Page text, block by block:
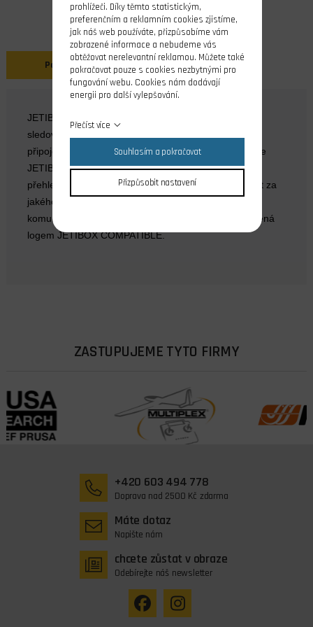
Popis
JETIBOX mini je zobrazovací jednotka určená pro
sledování hodnot popř. nastavování parametrů
připojených zařízení. Díky svým malým rozměrům lze
JETIBOX mini jednoduše upevnit k vysílači a jeho
přehledný podsvětlený displej nabízí skvělou čitelnost za
jakéhokoliv počasí. Veškerá zařízení schopná
komunikovat s terminálem JETIBOX mini jsou označená
logem JETIBOX COMPATIBLE.
ZASTUPUJEME TYTO FIRMY
+420 603 494 778
Doprava nad 2500 Kč zdarma
Máte dotaz
Napište nám
chcete zůstat v obraze
Odebírejte náš newsletter
prohlížeči. Díky těmto statistickým,
preferenčním a reklamním cookies zjistíme,
jak náš web používáte, přizpůsobíme vám
zobrazené informace a nebudeme vás
obtěžovat nerelevantní reklamou. Můžete také
pokračovat pouze s cookies nezbytnými pro
fungování webu. Cookies nám dodávají
energii pro další vylepšování.
Přečíst více
Souhlasím a pokračovat
Přizpůsobit nastavení